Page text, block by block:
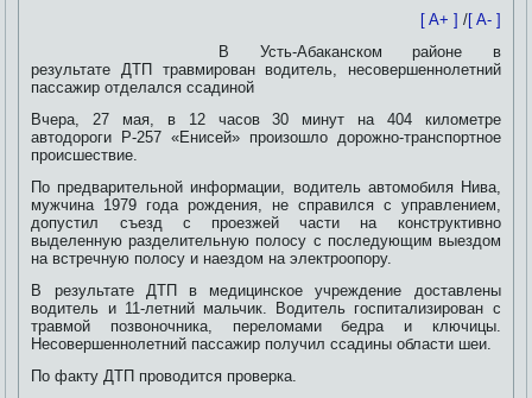
[ A+ ] /[ A- ]
В Усть-Абаканском районе в
результате ДТП травмирован водитель, несовершеннолетний
пассажир отделался ссадиной
Вчера, 27 мая, в 12 часов 30 минут на 404 километре
автодороги Р-257 «Енисей» произошло дорожно-транспортное
происшествие.
По предварительной информации, водитель автомобиля Нива,
мужчина 1979 года рождения, не справился с управлением,
допустил съезд с проезжей части на конструктивно
выделенную разделительную полосу с последующим выездом
на встречную полосу и наездом на электроопору.
В результате ДТП в медицинское учреждение доставлены
водитель и 11-летний мальчик. Водитель госпитализирован с
травмой позвоночника, переломами бедра и ключицы.
Несовершеннолетний пассажир получил ссадины области шеи.
По факту ДТП проводится проверка.